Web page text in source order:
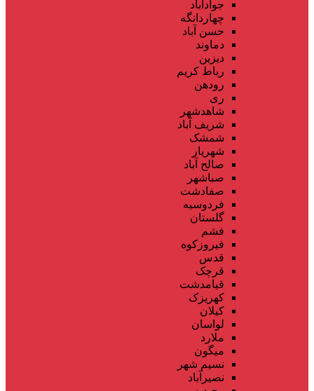
جوادآباد
چهاردانگه
حسن آباد
دماوند
دیزین
رباط کریم
رودهن
ری
شاهدشهر
شریف آباد
شمشک
شهریار
صالح آباد
صباشهر
صفادشت
فردوسیه
گلستان
فشم
فیروزکوه
قدس
قرچک
قیامدشت
کهریزک
کیلان
لواسان
ملارد
میگون
نسیم شهر
نصیرآباد